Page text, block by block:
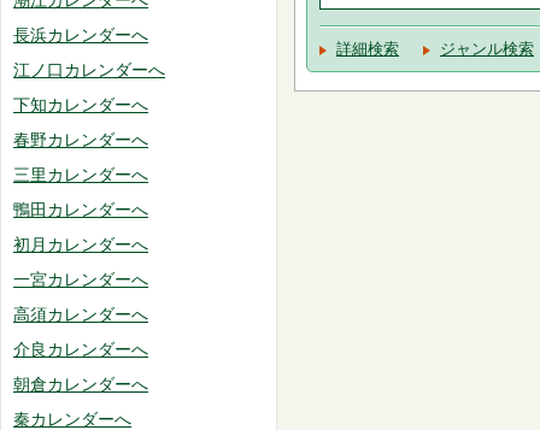
長浜カレンダーへ
江ノ口カレンダーへ
下知カレンダーへ
春野カレンダーへ
三里カレンダーへ
鴨田カレンダーへ
初月カレンダーへ
一宮カレンダーへ
高須カレンダーへ
介良カレンダーへ
朝倉カレンダーへ
秦カレンダーへ
詳細検索 ジャンル検索